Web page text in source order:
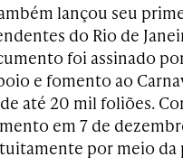
lançou seu
do Rio de
foi assinado
e fomento ao
até 20 mil foliões.
em 7 de
por meio da